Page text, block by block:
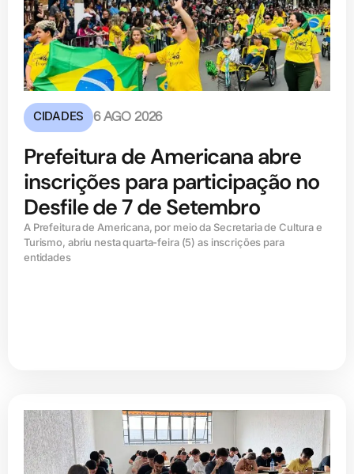
CIDADES 6 AGO 2026
Prefeitura de Americana abre
inscrições para participação no
Desfile de 7 de Setembro
A Prefeitura de Americana, por meio da Secretaria de Cultura e
Turismo, abriu nesta quarta-feira (5) as inscrições para
entidades